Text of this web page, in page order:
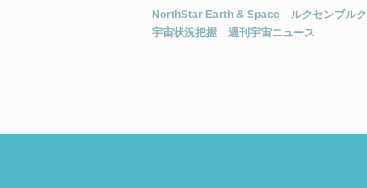
NorthStar Earth & Space
ルクセンブルク
宇宙状況把握
週刊宇宙ニュース